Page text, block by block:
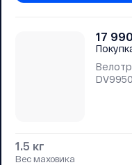
17 990
1.5 кг
Вес маховика